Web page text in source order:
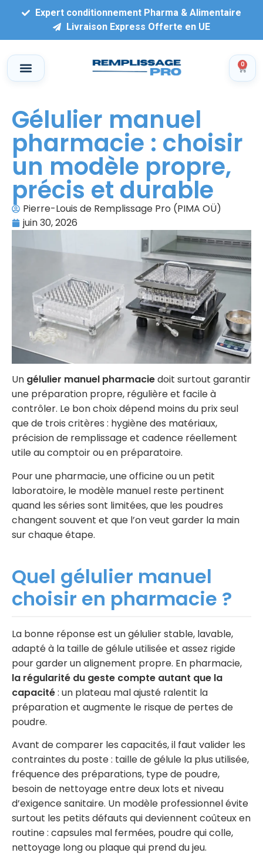
Expert conditionnement Pharma & Alimentaire
Livraison Express Offerte en UE
0
Gélulier manuel
pharmacie : choisir
un modèle propre,
précis et durable
Pierre-Louis de Remplissage Pro (PIMA OÜ)
juin 30, 2026
Un gélulier manuel pharmaciedoit surtout garantir
une préparation propre, régulière et facile à
contrôler. Le bon choix dépend moins du prix seul
que de trois critères : hygiène des matériaux,
précision de remplissage et cadence réellement
utile au comptoir ou en préparatoire.
Pour une pharmacie, une officine ou un petit
laboratoire, le modèle manuel reste pertinent
quand les séries sont limitées, que les poudres
changent souvent et que l’on veut garder la main
sur chaque étape.
Quel gélulier manuel
choisir en pharmacie ?
La bonne réponse est un gélulier stable, lavable,
adapté à la taille de gélule utilisée et assez rigide
pour garder un alignement propre. En pharmacie,
la régularité du geste compte autant que la
capacité: un plateau mal ajusté ralentit la
préparation et augmente le risque de pertes de
poudre.
Avant de comparer les capacités, il faut valider les
contraintes du poste : taille de gélule la plus utilisée,
fréquence des préparations, type de poudre,
besoin de nettoyage entre deux lots et niveau
d’exigence sanitaire. Un modèle professionnel évite
surtout les petits défauts qui deviennent coûteux en
routine : capsules mal fermées, poudre qui colle,
nettoyage long ou plaque qui prend du jeu.